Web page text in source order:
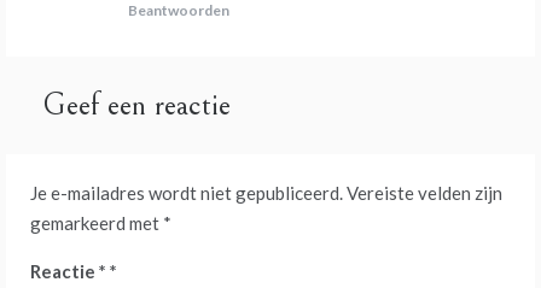
Beantwoorden
Geef een reactie
Je e-mailadres wordt niet gepubliceerd.Vereiste velden zijn
gemarkeerd met *
Reactie *